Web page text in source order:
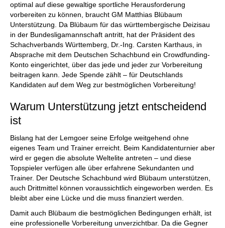
optimal auf diese gewaltige sportliche Herausforderung
vorbereiten zu können, braucht GM Matthias Blübaum
Unterstützung. Da Blübaum für das württembergische Deizisau
in der Bundesligamannschaft antritt, hat der Präsident des
Schachverbands Württemberg, Dr.-Ing. Carsten Karthaus, in
Absprache mit dem Deutschen Schachbund ein Crowdfunding-
Konto eingerichtet, über das jede und jeder zur Vorbereitung
beitragen kann. Jede Spende zählt – für Deutschlands
Kandidaten auf dem Weg zur bestmöglichen Vorbereitung!
Warum Unterstützung jetzt entscheidend
ist
Bislang hat der Lemgoer seine Erfolge weitgehend ohne
eigenes Team und Trainer erreicht. Beim Kandidatenturnier aber
wird er gegen die absolute Weltelite antreten – und diese
Topspieler verfügen alle über erfahrene Sekundanten und
Trainer. Der Deutsche Schachbund wird Blübaum unterstützen,
auch Drittmittel können voraussichtlich eingeworben werden. Es
bleibt aber eine Lücke und die muss finanziert werden.
Damit auch Blübaum die bestmöglichen Bedingungen erhält, ist
eine professionelle Vorbereitung unverzichtbar. Da die Gegner